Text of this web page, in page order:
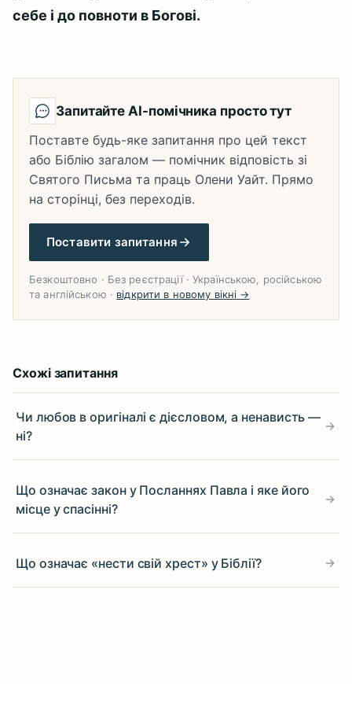
себе і до повноти в Богові.
Запитайте AI-помічника просто тут
Поставте будь-яке запитання про цей текст
або Біблію загалом — помічник відповість зі
Святого Письма та праць Олени Уайт. Прямо
на сторінці, без переходів.
Поставити запитання
Безкоштовно · Без реєстрації · Українською, російською
та англійською · відкрити в новому вікні →
Схожі запитання
Чи любов в оригіналі є дієсловом, а ненависть —
ні?
Що означає закон у Посланнях Павла і яке його
місце у спасінні?
Що означає «нести свій хрест» у Біблії?